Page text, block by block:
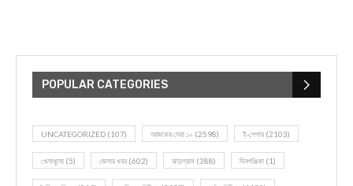
POPULAR CATEGORIES
UNCATEGORIZED (107) আজকের সেরা ১০ (2598) ই-পেপার (2103)
খেলাধূলো (5) জেলার খবর (602) ঝাড়গ্রাম (388) দিনপঞ্জিকা (1)